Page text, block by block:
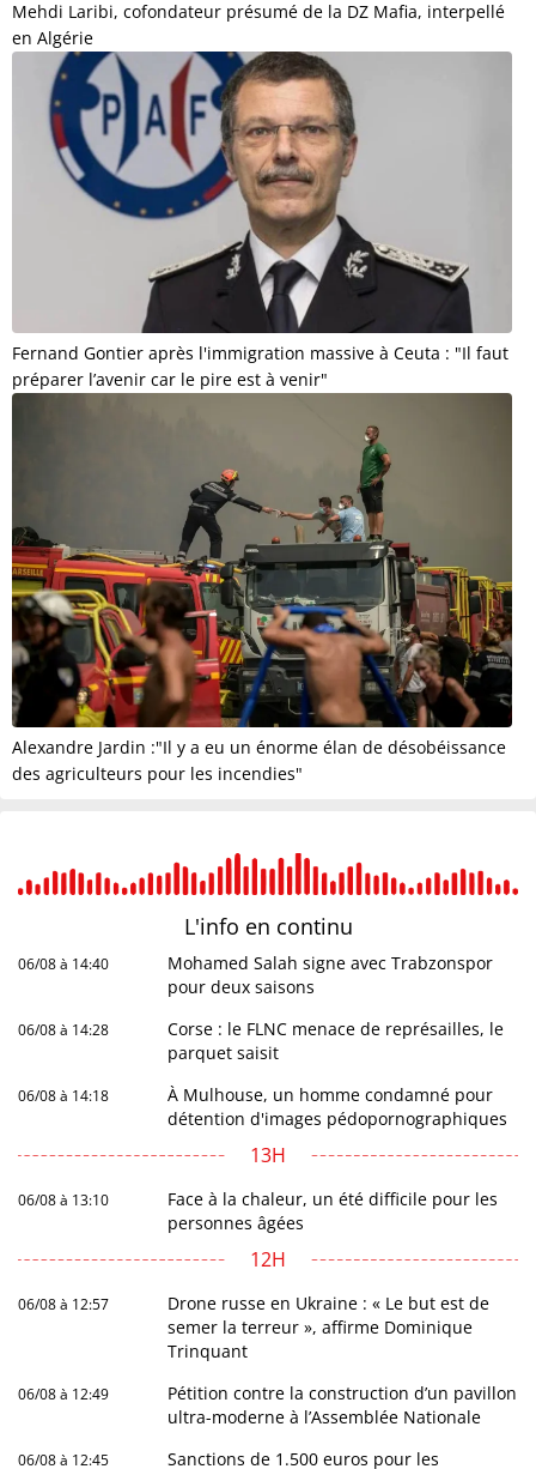
Mehdi Laribi, cofondateur présumé de la DZ Mafia, interpellé
en Algérie
Fernand Gontier après l'immigration massive à Ceuta : "Il faut
préparer l’avenir car le pire est à venir"
Alexandre Jardin :"Il y a eu un énorme élan de désobéissance
des agriculteurs pour les incendies"
L'info en continu
06/08 à 14:40
Mohamed Salah signe avec Trabzonspor
pour deux saisons
06/08 à 14:28
Corse : le FLNC menace de représailles, le
parquet saisit
06/08 à 14:18
À Mulhouse, un homme condamné pour
détention d'images pédopornographiques
13H
06/08 à 13:10
Face à la chaleur, un été difficile pour les
personnes âgées
12H
06/08 à 12:57
Drone russe en Ukraine : « Le but est de
semer la terreur », affirme Dominique
Trinquant
06/08 à 12:49
Pétition contre la construction d’un pavillon
ultra-moderne à l’Assemblée Nationale
06/08 à 12:45
Sanctions de 1.500 euros pour les